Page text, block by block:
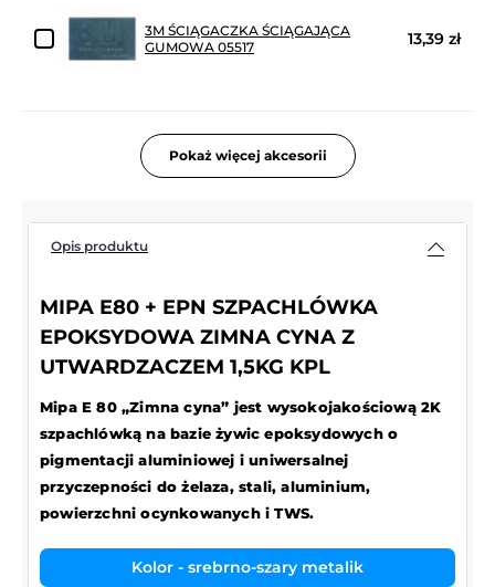
3M ŚCIĄGACZKA ŚCIĄGAJĄCA
GUMOWA 05517
13,39 zł
Pokaż więcej akcesorii
Opis produktu
MIPA E80 + EPN SZPACHLÓWKA
EPOKSYDOWA ZIMNA CYNA Z
UTWARDZACZEM 1,5KG KPL
Mipa E 80 „Zimna cyna” jest wysokojakościową 2K
szpachlówką na bazie żywic epoksydowych o
pigmentacji aluminiowej i uniwersalnej
przyczepności do żelaza, stali, aluminium,
powierzchni ocynkowanych i TWS.
Kolor - srebrno-szary metalik